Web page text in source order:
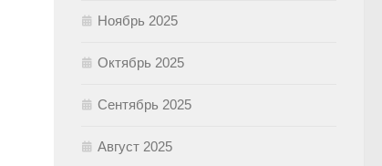
Ноябрь 2025
Октябрь 2025
Сентябрь 2025
Август 2025